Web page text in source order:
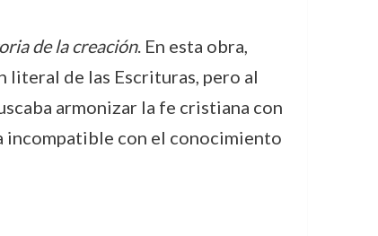
de la creación. En esta obra,
literal de las Escrituras, pero al
armonizar la fe cristiana con
incompatible con el conocimiento